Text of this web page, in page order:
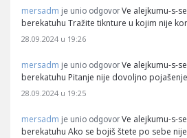
mersadm je unio odgovor Ve alejkumu-s-
berekatuhu Tražite tiknture u kojim nije
28.09.2024 u 19:26
mersadm je unio odgovor Ve alejkumu-s-
berekatuhu Pitanje nije dovoljno
28.09.2024 u 19:25
mersadm je unio odgovor Ve alejkumu-s-
berekatuhu Ako se bojiš štete po sebe